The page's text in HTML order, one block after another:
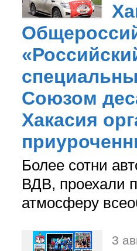
Союзом
Хакасия
Более сотни
ВДВ, проехали
атмосферу
3